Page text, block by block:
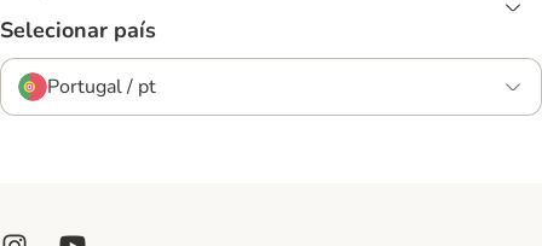
Selecionar país
Portugal / pt